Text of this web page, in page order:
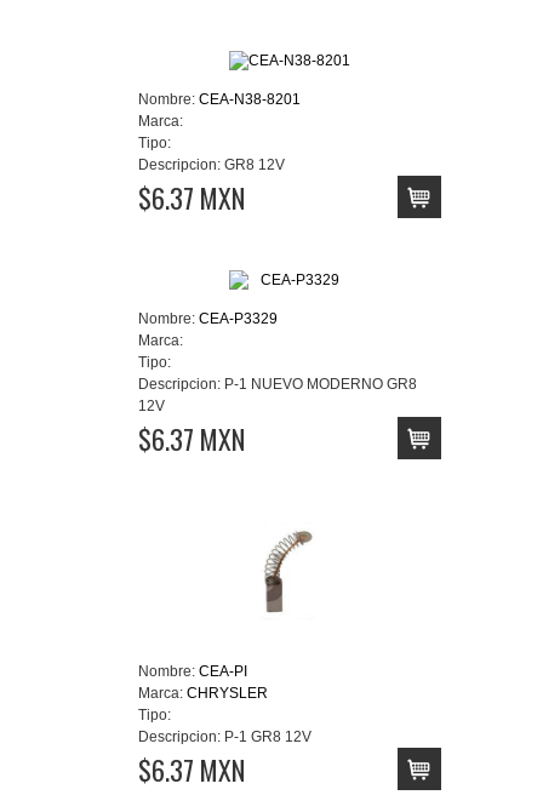
Nombre: CEA-N38-8201
Marca:
Tipo:
Descripcion: GR8 12V
$6.37 MXN
Nombre: CEA-P3329
Marca:
Tipo:
Descripcion: P-1 NUEVO MODERNO GR8
12V
$6.37 MXN
Nombre: CEA-PI
Marca: CHRYSLER
Tipo:
Descripcion: P-1 GR8 12V
$6.37 MXN